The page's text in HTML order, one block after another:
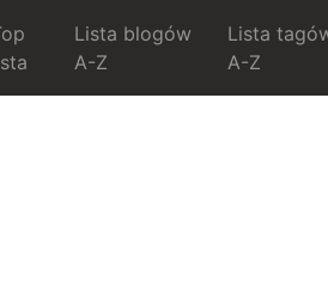
Lista blogów
A-Z
Lista
A-Z